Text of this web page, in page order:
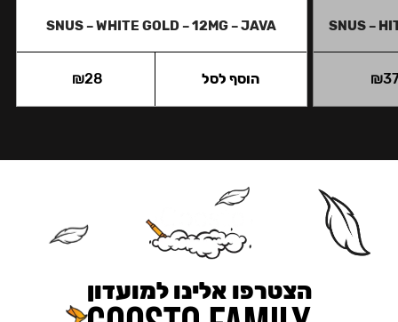
SNUS –
₪
SNUS – WHITE GOLD – 12MG – JAVA
₪28 הוסף לסל
הצטרפו אלינו למועדון